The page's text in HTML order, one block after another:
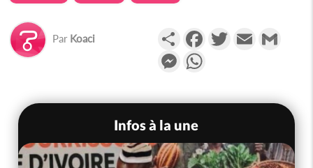
Par Koaci PartagerFacebookTwitterEmail
Messenger
Infos à la une